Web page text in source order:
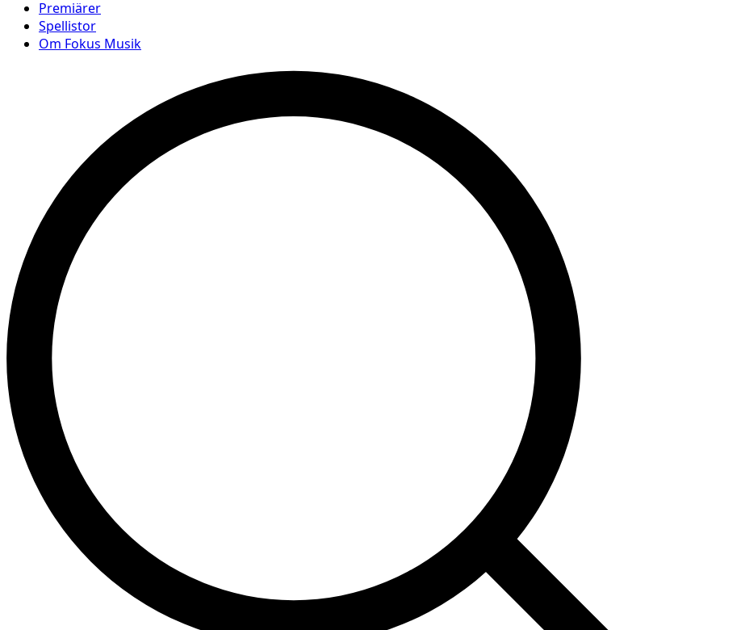
Premiärer
Spellistor
Om Fokus Musik